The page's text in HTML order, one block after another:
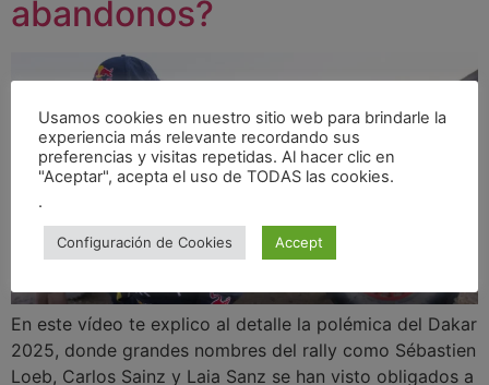
abandonos?
En este vídeo te explico al detalle la polémica del Dakar
2025, donde grandes nombres del rally como Sébastien
Loeb, Carlos Sainz y Laia Sanz se han visto obligados a
Usamos cookies en nuestro sitio web para brindarle la
experiencia más relevante recordando sus
preferencias y visitas repetidas. Al hacer clic en
"Aceptar", acepta el uso de TODAS las cookies.
.
Configuración de Cookies Accept